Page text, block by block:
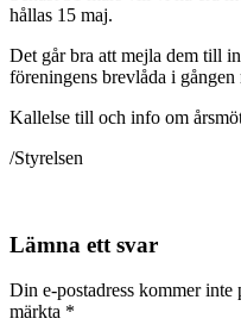
hållas 15 maj.
Det går bra att mejla dem till
föreningens brevlåda i
Kallelse till och info om
/Styrelsen
Lämna ett svar
Din e-postadress kommer inte
märkta *